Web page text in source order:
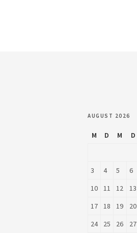
AUGUST 2026
M D M D
3
4 5 6
10
11 12 13
17
18 19 20
24
25 26 27